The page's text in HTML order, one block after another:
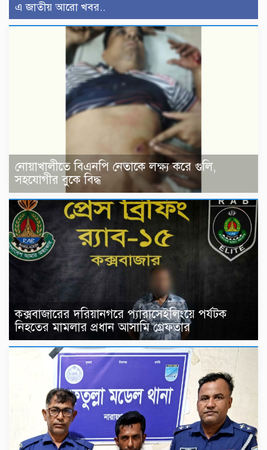
এ জাতীয় আরো খবর..
নোয়াখালীতে বিএনপি নেতাকে লক্ষ্য করে গুলি,
সহযোগীর বুকে বিদ্ধ
কক্সবাজারের দরিয়ানগরে প্যারাসেইলিংয়ে পর্যটক
নিহতের মামলার প্রধান আসামি গ্রেফতার